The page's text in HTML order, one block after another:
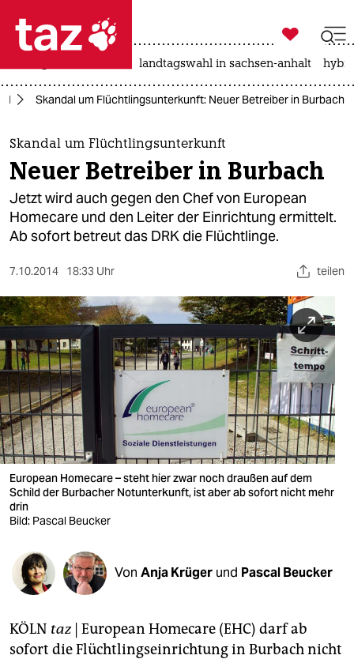
 taz zahl ich
taz zahl ich
themen
politik
öko
sport
berlin
nord
wahrheit
verlag
verlag
veranstaltungen
shop
fragen & hilfe
unterstützen
abo

taz zahl ich
landtagswahl in sachsen-anhalt
Skandal um Flüchtlingsunterkunft: Neuer Betreiber in Burbach
Skandal um Flüchtlingsunterkunft
Neuer Betreiber in Burbach
Jetzt wird auch gegen den Chef von European
Homecare und den Leiter der Einrichtung ermittelt.
Ab sofort betreut das DRK die Flüchtlinge.
7.10.2014 18:33 Uhr teilen
European Homecare – steht hier zwar noch draußen auf dem
Schild der Burbacher Notunterkunft, ist aber ab sofort nicht mehr
drin
Bild: Pascal Beucker
Von Anja Krüger und Pascal Beucker
KÖLN taz| European Homecare (EHC) darf ab
sofort die Flüchtlingseinrichtung in Burbach nicht